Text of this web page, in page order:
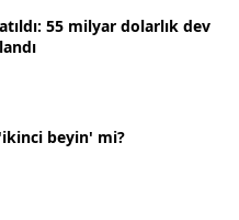
55 milyar dolarlık dev
'ikinci beyin' mi?